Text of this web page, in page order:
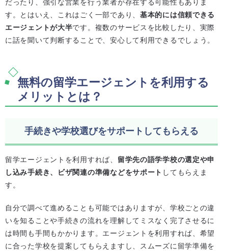
だったり、強引な営業を行う業者が存在する可能性もありま
す。とはいえ、これはごく一部であり、 基本的には信頼できる
エージェントが大半です。複数のサービスを比較したり、実際
に話を聞いて判断することで、安心して利用できるでしょう。
無料の留学エージェントを利用する
メリットとは？
手続きや学校選びをサポートしてもらえる
留学エージェントを利用すれば、 留学先の語学学校の選定や申
し込み手続き、ビザ関連の準備などをサポート してもらえま
す。
自分で調べて進めることも可能ではありますが、学校ごとの違
いを知ることや手続きの流れを理解してミスなく完了させるに
は時間も手間もかかります。エージェントを利用すれば、希望
に合った学校を提案してもらえますし、スムーズに留学準備を